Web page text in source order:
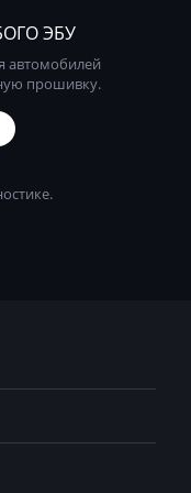
ЭБУ
автомобилей
прошивку.